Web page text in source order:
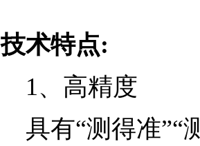
技术特点:
1、高精度
具有“测得准”“